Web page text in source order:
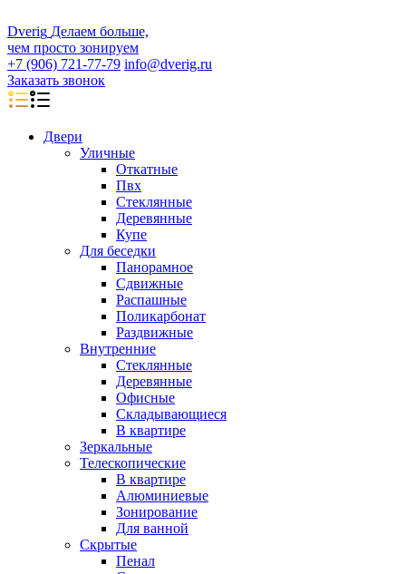
Dverig Делаем больше,
чем просто зонируем
+7 (906) 721-77-79 info@dverig.ru
Заказать звонок
Двери
Уличные
Откатные
Пвх
Стеклянные
Деревянные
Купе
Для беседки
Панорамное
Сдвижные
Распашные
Поликарбонат
Раздвижные
Внутренние
Стеклянные
Деревянные
Офисные
Складывающиеся
В квартире
Зеркальные
Телескопические
В квартире
Алюминиевые
Зонирование
Для ванной
Скрытые
Пенал